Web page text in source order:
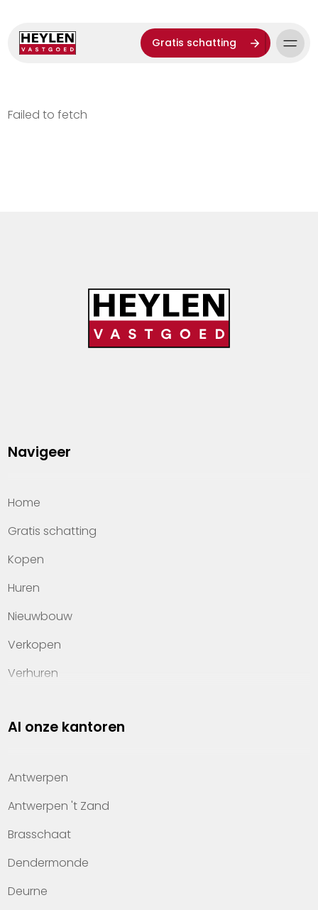
Gratis schatting
Failed to fetch
Navigeer
Home
Gratis schatting
Kopen
Huren
Nieuwbouw
Verkopen
Verhuren
Property management
Kennis van wonen
Kantoren
Veelgestelde vragen
Werken bij Heylen Vastgoed
Contact
Al onze kantoren
Antwerpen
Antwerpen 't Zand
Brasschaat
Dendermonde
Deurne